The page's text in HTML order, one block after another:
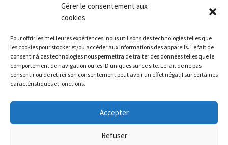
Gérer le consentement aux
cookies
Pour offrir les meilleures expériences, nous utilisons des technologies telles que
les cookies pour stocker et/ou accéder aux informations des appareils. Le fait de
consentir à ces technologies nous permettra de traiter des données telles que le
comportement de navigation ou les ID uniques sur ce site. Le fait de ne pas
consentir ou de retirer son consentement peut avoir un effet négatif sur certaines
caractéristiques et fonctions.
Accepter
Refuser
Collecte des plastiques agricoles
par Mairie Le Malzieu Forain Publié 11 mai 2026